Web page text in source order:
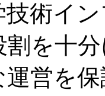
技術イ
を十
営を